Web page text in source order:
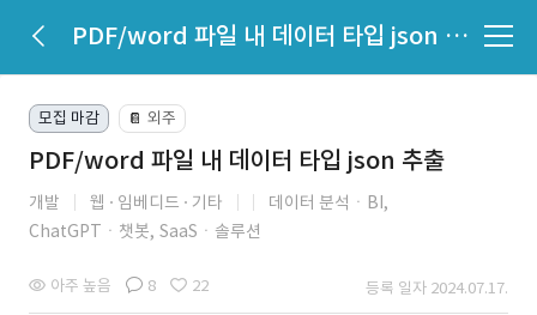
PDF/word 파일 내 데이터 타입 json 추출
모집 마감 📔 외주
PDF/word 파일 내 데이터 타입 json 추출
개발 웹 임베디드 기타
데이터 분석ㆍBI,
ChatGPTㆍ챗봇, SaaSㆍ솔루션
아주 높음 8 22 등록 일자 2024.07.17.